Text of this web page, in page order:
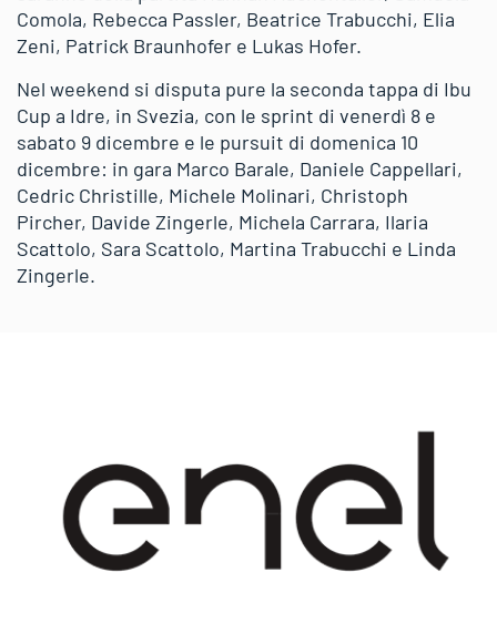
Comola, Rebecca Passler, Beatrice Trabucchi, Elia
Zeni, Patrick Braunhofer e Lukas Hofer.
Nel weekend si disputa pure la seconda tappa di Ibu
Cup a Idre, in Svezia, con le sprint di venerdì 8 e
sabato 9 dicembre e le pursuit di domenica 10
dicembre: in gara Marco Barale, Daniele Cappellari,
Cedric Christille, Michele Molinari, Christoph
Pircher, Davide Zingerle, Michela Carrara, Ilaria
Scattolo, Sara Scattolo, Martina Trabucchi e Linda
Zingerle.